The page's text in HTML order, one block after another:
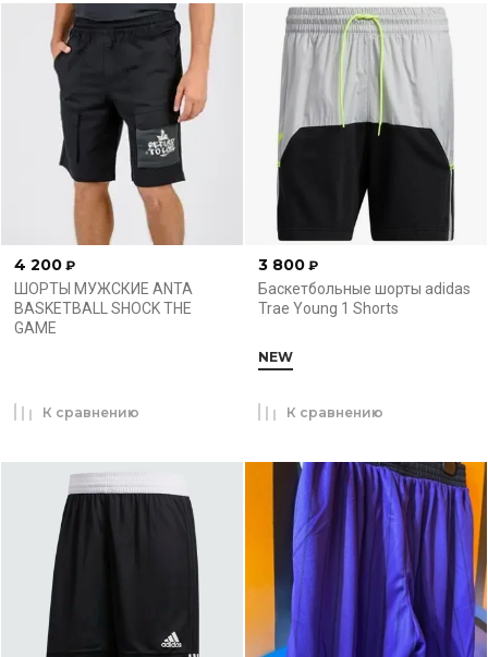
4 200 ₽
ШОРТЫ МУЖСКИЕ ANTA
BASKETBALL SHOCK THE
GAME
К сравнению
3 800 ₽
Баскетбольные шорты adidas
Trae Young 1 Shorts
NEW
К сравнению